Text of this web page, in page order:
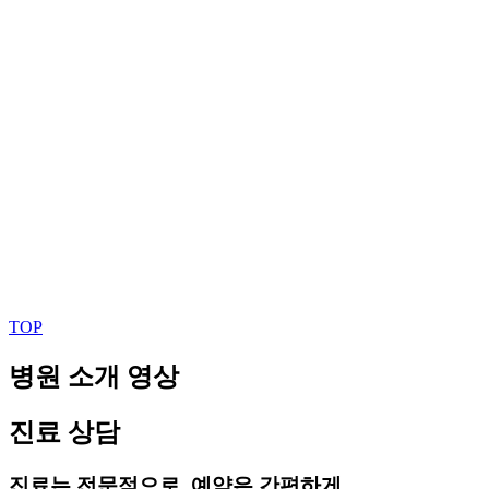
TOP
병원 소개 영상
진료 상담